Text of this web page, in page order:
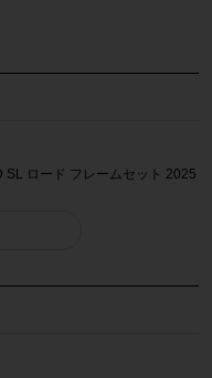
SL ロード フレームセット 2025